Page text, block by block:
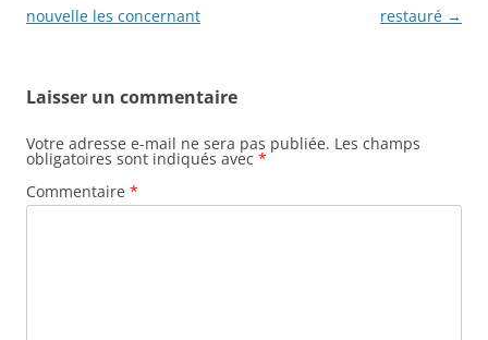
v
a
t
i
o
nouvelle les concernant
restauré →
Laisser un commentaire
Votre adresse e-mail ne sera pas publiée. Les champs
obligatoires sont indiqués avec *
Commentaire *